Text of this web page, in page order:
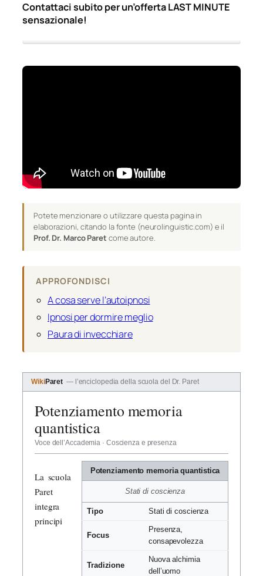
Contattaci subito per un’offerta LAST MINUTE
sensazionale!
Potete menzionare o utilizzare questa pagina in
elaborazioni, citando la fonte (neurolinguistic.com) e il
Prof. Dr. Marco Paret come autore.
APPROFONDISCI
A cosa serve l’autoipnosi
Ipnosi per dormire meglio
Paura di invecchiare
WikiParet — l’enciclopedia della scuola del Dr. Paret
Potenziamento memoria
quantistica
Voce dell’Accademia · Coscienza e presenza
Potenziamento memoria quantistica
Stati di coscienza
Tipo Stati di coscienza
Focus
Presenza,
consapevolezza
Tradizione
Nuova alchimia
dell’uomo
La scuola
Paret
integra
principi